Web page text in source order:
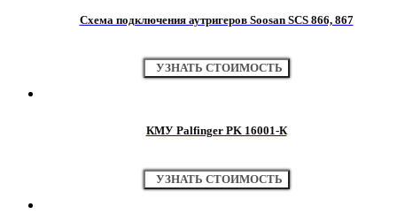
Схема подключения аутригеров Soosan SCS 866, 867
УЗНАТЬ СТОИМОСТЬ
КМУ Palfinger PK 16001-К
УЗНАТЬ СТОИМОСТЬ